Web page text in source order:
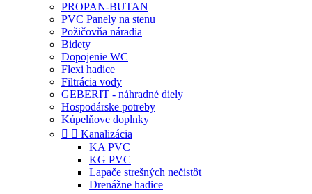
PROPAN-BUTAN
PVC Panely na stenu
Požičovňa náradia
Bidety
Dopojenie WC
Flexi hadice
Filtrácia vody
GEBERIT - náhradné diely
Hospodárske potreby
Kúpelňove doplnky
  Kanalizácia
KA PVC
KG PVC
Lapače strešných nečistôt
Drenážne hadice